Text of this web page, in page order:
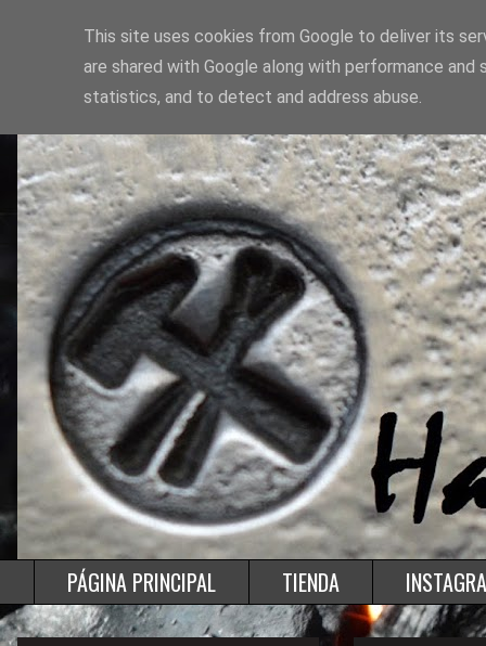
PÁGINA PRINCIPAL TIENDA
This site uses cookies from Google to deliver its
are shared with Google along with performance
statistics, and to detect and address abuse.